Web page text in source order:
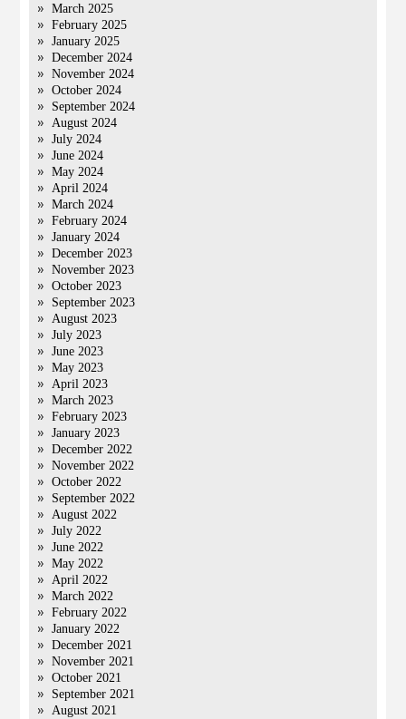
March 2025
February 2025
January 2025
December 2024
November 2024
October 2024
September 2024
August 2024
July 2024
June 2024
May 2024
April 2024
March 2024
February 2024
January 2024
December 2023
November 2023
October 2023
September 2023
August 2023
July 2023
June 2023
May 2023
April 2023
March 2023
February 2023
January 2023
December 2022
November 2022
October 2022
September 2022
August 2022
July 2022
June 2022
May 2022
April 2022
March 2022
February 2022
January 2022
December 2021
November 2021
October 2021
September 2021
August 2021